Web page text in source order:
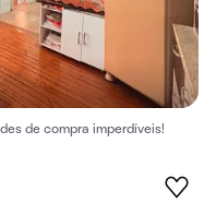
de compra imperdíveis!